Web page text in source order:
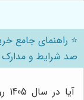
صد شرایط و